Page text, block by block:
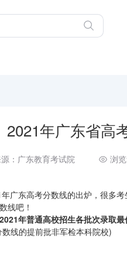
2021年广东省高
：广东教育考试院 浏
广东高考分数线的出炉，很多
线吧！
年普通高校招生各批次录取
线的提前批非军检本科院校)